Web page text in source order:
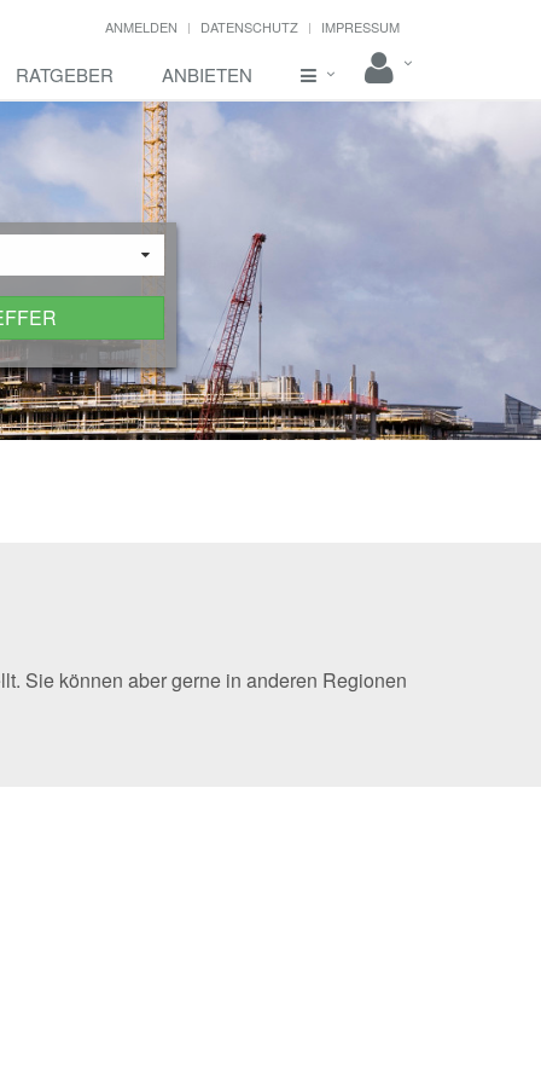
ANMELDEN DATENSCHUTZ IMPRESSUM
RATGEBER ANBIETEN
Sie können aber gerne in anderen Regionen